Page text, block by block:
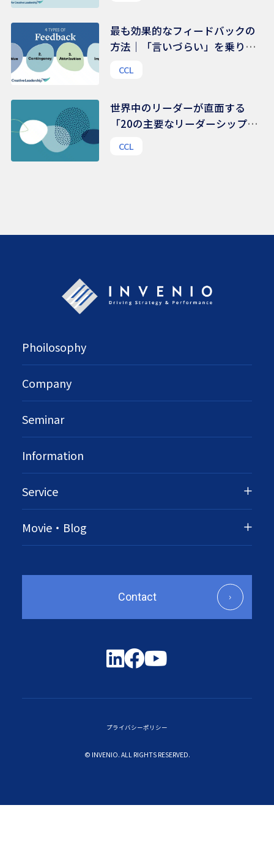
最も効果的なフィードバックの
方法｜「言いづらい」を乗り越
CCL
世界中のリーダーが直面する
「20の主要なリーダーシップ課
CCL
Phoilosophy
Company
Seminar
Information
Service
Movie・Blog
Contact
プライバシーポリシー
© INVENIO. ALL RIGHTS RESERVED.